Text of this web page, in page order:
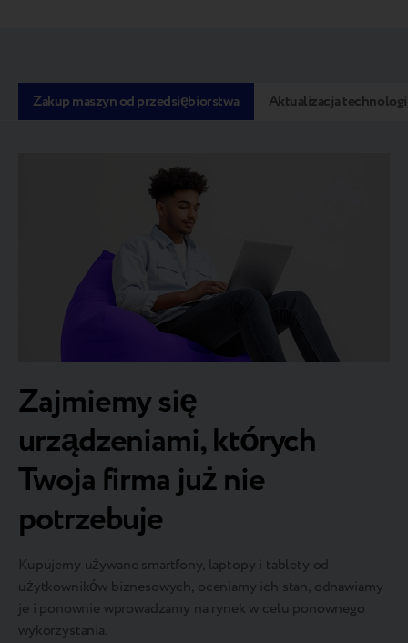
Zakup maszyn od przedsiębiorstwa Aktualizacja
Zajmiemy się
urządzeniami, których
Twoja firma już nie
potrzebuje
Kupujemy używane smartfony, laptopy i tablety od
użytkowników biznesowych, oceniamy ich stan, odnawiamy
je i ponownie wprowadzamy na rynek w celu ponownego
wykorzystania.